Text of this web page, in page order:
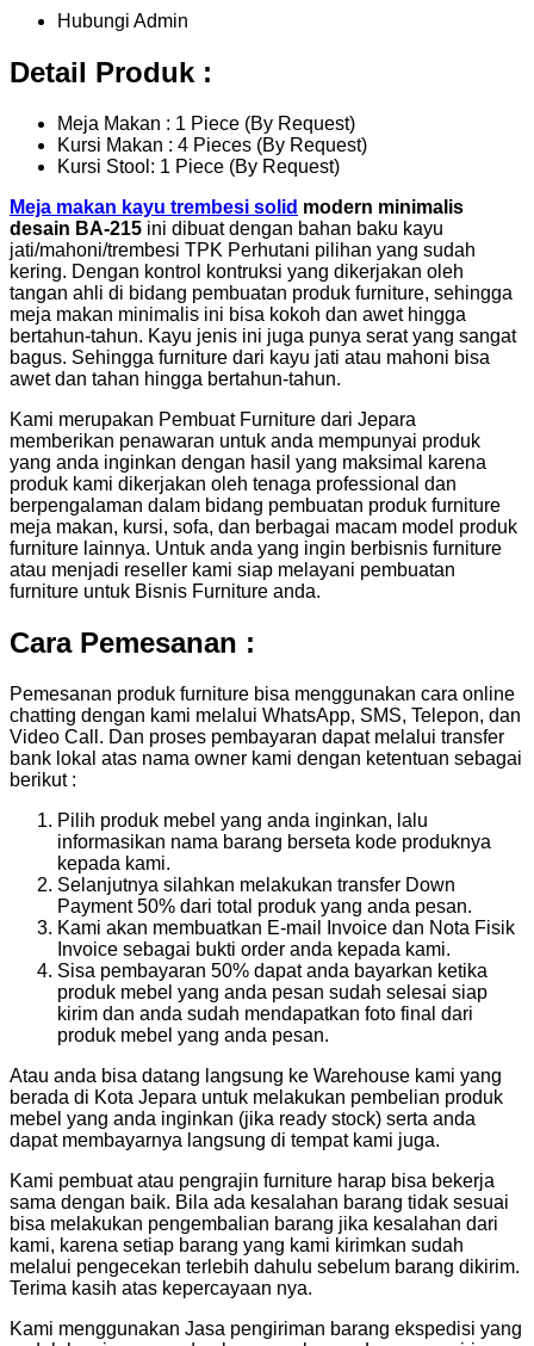
Hubungi Admin
Detail Produk :
Meja Makan : 1 Piece (By Request)
Kursi Makan : 4 Pieces (By Request)
Kursi Stool: 1 Piece (By Request)
Meja makan kayu trembesi solid modern minimalis
desain BA-215 ini dibuat dengan bahan baku kayu
jati/mahoni/trembesi TPK Perhutani pilihan yang sudah
kering. Dengan kontrol kontruksi yang dikerjakan oleh
tangan ahli di bidang pembuatan produk furniture, sehingga
meja makan minimalis ini bisa kokoh dan awet hingga
bertahun-tahun. Kayu jenis ini juga punya serat yang sangat
bagus. Sehingga furniture dari kayu jati atau mahoni bisa
awet dan tahan hingga bertahun-tahun.
Kami merupakan Pembuat Furniture dari Jepara
memberikan penawaran untuk anda mempunyai produk
yang anda inginkan dengan hasil yang maksimal karena
produk kami dikerjakan oleh tenaga professional dan
berpengalaman dalam bidang pembuatan produk furniture
meja makan, kursi, sofa, dan berbagai macam model produk
furniture lainnya. Untuk anda yang ingin berbisnis furniture
atau menjadi reseller kami siap melayani pembuatan
furniture untuk Bisnis Furniture anda.
Cara Pemesanan :
Pemesanan produk furniture bisa menggunakan cara online
chatting dengan kami melalui WhatsApp, SMS, Telepon, dan
Video Call. Dan proses pembayaran dapat melalui transfer
bank lokal atas nama owner kami dengan ketentuan sebagai
berikut :
Pilih produk mebel yang anda inginkan, lalu
informasikan nama barang berseta kode produknya
kepada kami.
Selanjutnya silahkan melakukan transfer Down
Payment 50% dari total produk yang anda pesan.
Kami akan membuatkan E-mail Invoice dan Nota Fisik
Invoice sebagai bukti order anda kepada kami.
Sisa pembayaran 50% dapat anda bayarkan ketika
produk mebel yang anda pesan sudah selesai siap
kirim dan anda sudah mendapatkan foto final dari
produk mebel yang anda pesan.
Atau anda bisa datang langsung ke Warehouse kami yang
berada di Kota Jepara untuk melakukan pembelian produk
mebel yang anda inginkan (jika ready stock) serta anda
dapat membayarnya langsung di tempat kami juga.
Kami pembuat atau pengrajin furniture harap bisa bekerja
sama dengan baik. Bila ada kesalahan barang tidak sesuai
bisa melakukan pengembalian barang jika kesalahan dari
kami, karena setiap barang yang kami kirimkan sudah
melalui pengecekan terlebih dahulu sebelum barang dikirim.
Terima kasih atas kepercayaan nya.
Kami menggunakan Jasa pengiriman barang ekspedisi yang